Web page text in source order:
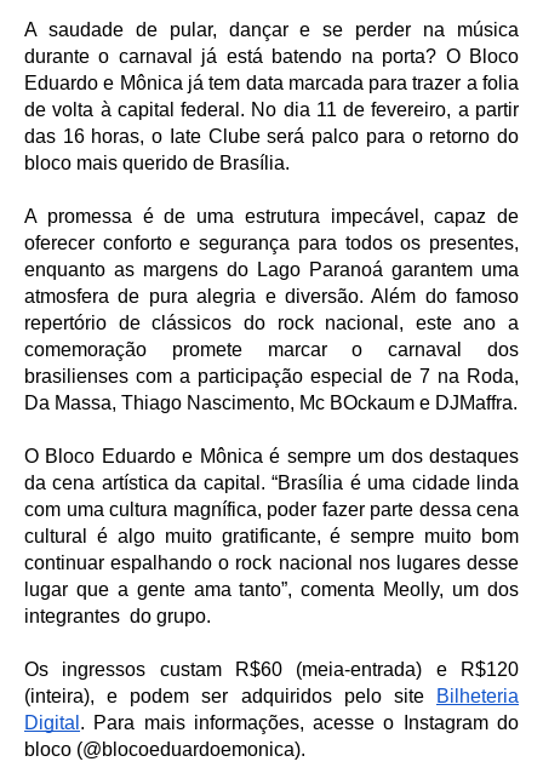
A saudade de pular, dançar e se perder na música
durante o carnaval já está batendo na porta? O Bloco
Eduardo e Mônica já tem data marcada para trazer a folia
de volta à capital federal. No dia 11 de fevereiro, a partir
das 16 horas, o Iate Clube será palco para o retorno do
bloco mais querido de Brasília.
A promessa é de uma estrutura impecável, capaz de
oferecer conforto e segurança para todos os presentes,
enquanto as margens do Lago Paranoá garantem uma
atmosfera de pura alegria e diversão. Além do famoso
repertório de clássicos do rock nacional, este ano a
comemoração promete marcar o carnaval dos
brasilienses com a participação especial de 7 na Roda,
Da Massa, Thiago Nascimento, Mc BOckaum e DJMaffra.
O Bloco Eduardo e Mônica é sempre um dos destaques
da cena artística da capital. “Brasília é uma cidade linda
com uma cultura magnífica, poder fazer parte dessa cena
cultural é algo muito gratificante, é sempre muito bom
continuar espalhando o rock nacional nos lugares desse
lugar que a gente ama tanto”, comenta Meolly, um dos
integrantes do grupo.
Os ingressos custam R$60 (meia-entrada) e R$120
(inteira), e podem ser adquiridos pelo site
Bilheteria
Digital . Para mais informações, acesse o
Instagram do
bloco (@blocoeduardoemonica).